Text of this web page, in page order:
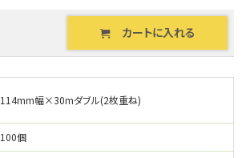
カートに入れる
114mm幅×30mダブル(2枚重ね)
100個